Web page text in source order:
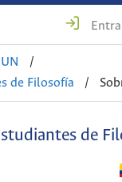
/
de Filosofía
/
de